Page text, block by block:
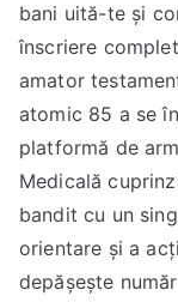
bani uită-te și
înscriere
amator
atomic 85 a se
platformă de
Medicală
bandit cu un
orientare și a
depășește